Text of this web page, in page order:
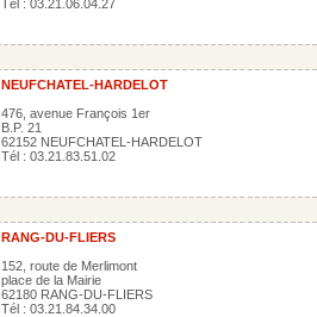
Tél : 03.21.06.04.27
NEUFCHATEL-HARDELOT
476, avenue François 1er
B.P. 21
62152 NEUFCHATEL-HARDELOT
Tél : 03.21.83.51.02
RANG-DU-FLIERS
152, route de Merlimont
place de la Mairie
62180 RANG-DU-FLIERS
Tél : 03.21.84.34.00